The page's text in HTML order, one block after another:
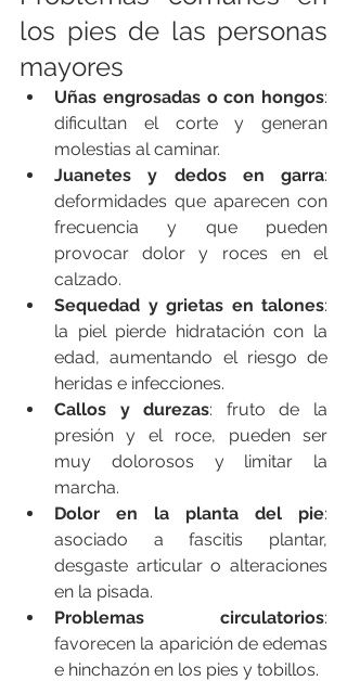
los pies de las personas
mayores
Uñas engrosadas o con hongos:
dificultan el corte y generan
molestias al caminar.
Juanetes y dedos en garra:
deformidades que aparecen con
frecuencia y que pueden
provocar dolor y roces en el
calzado.
Sequedad y grietas en talones:
la piel pierde hidratación con la
edad, aumentando el riesgo de
heridas e infecciones.
Callos y durezas: fruto de la
presión y el roce, pueden ser
muy dolorosos y limitar la
marcha.
Dolor en la planta del pie:
asociado a fascitis plantar,
desgaste articular o alteraciones
en la pisada.
Problemas circulatorios:
favorecen la aparición de edemas
e hinchazón en los pies y tobillos.